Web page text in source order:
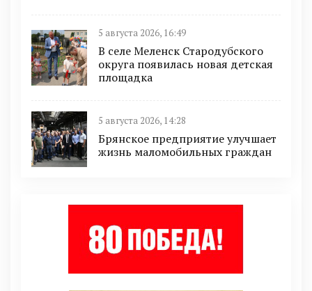
5 августа 2026, 16:49
В селе Меленск Стародубского
округа появилась новая детская
площадка
5 августа 2026, 14:28
Брянское предприятие улучшает
жизнь маломобильных граждан